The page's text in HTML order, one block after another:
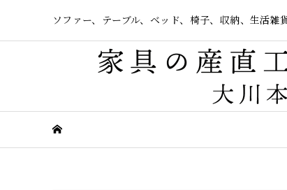
ソファー、テーブル、ベッド、椅子、収納、生活